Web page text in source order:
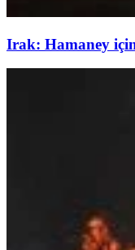
Irak: Hamaney